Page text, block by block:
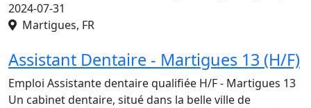
2024-07-31
Martigues, FR
Assistant Dentaire - Martigues 13 (H/F)
Emploi Assistante dentaire qualifiée H/F - Martigues 13
Un cabinet dentaire, situé dans la belle ville de